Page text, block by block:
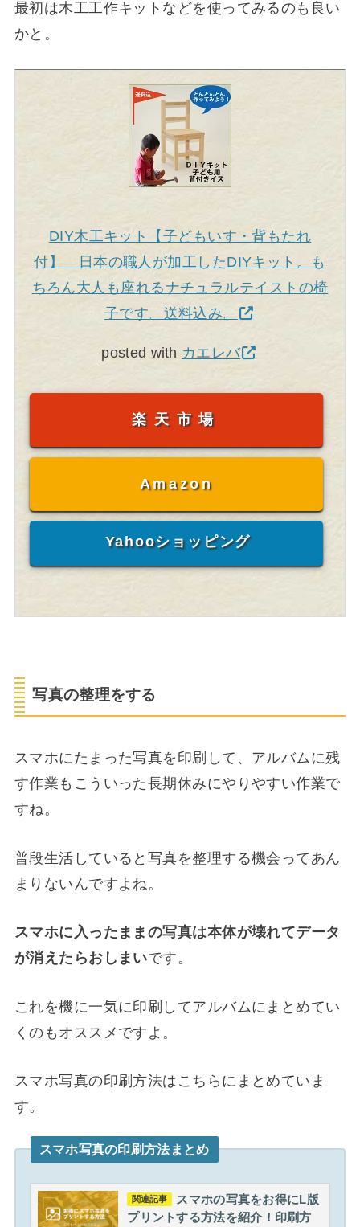
最初は木工工作キットなどを使ってみるのも良い
かと。
DIY木工キット【子どもいす・背もたれ
付】 日本の職人が加工したDIYキット。も
ちろん大人も座れるナチュラルテイストの椅
子です。送料込み。
posted with カエレバ
楽天市場
Amazon
Yahooショッピング
写真の整理をする
スマホにたまった写真を印刷して、アルバムに残
す作業もこういった長期休みにやりやすい作業で
すね。
普段生活していると写真を整理する機会ってあん
まりないんですよね。
スマホに入ったままの写真は本体が壊れてデータ
が消えたらおしまいです。
これを機に一気に印刷してアルバムにまとめてい
くのもオススメですよ。
スマホ写真の印刷方法はこちらにまとめていま
す。
スマホ写真の印刷方法まとめ
関連記事
スマホの写真をお得にL版
プリントする方法を紹介！印刷方